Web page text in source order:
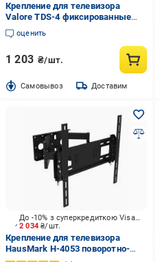
Крепление для телевизора
Valore TDS-4 фиксированные
43"-85" черный
оценить
1 203 ₴/шт.
Cамовывоз Доставим
2 034₴/шт.
До -10% з суперкредиткою Visa Вигода
Крепление для телевизора
HausMark H-4053 поворотно-
наклонные 30"-65" черный